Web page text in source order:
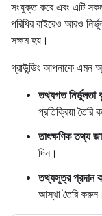
সংযুক্ত করে এবং এটি
পরিধির বাইরেও আরও
সক্ষম হয়।
গ্রাউন্ডিং আপনাকে এমন
তথ্যগত নির্ভুলতা
প্রতিক্রিয়া তৈরি
তাৎক্ষণিক তথ্য
দিন।
তথ্যসূত্র প্রদান
আস্থা তৈরি করুন।